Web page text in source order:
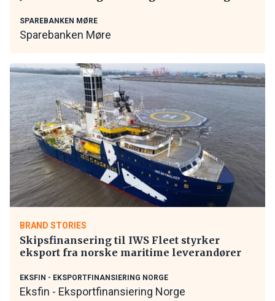
SPAREBANKEN MØRE
Sparebanken Møre
BRAND STORIES
Skipsfinansering til IWS Fleet styrker
eksport fra norske maritime leverandører
EKSFIN - EKSPORTFINANSIERING NORGE
Eksfin - Eksportfinansiering Norge